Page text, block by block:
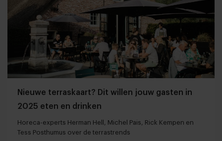
Nieuwe terraskaart? Dit willen jouw gasten in
2025 eten en drinken
Horeca-experts Herman Hell, Michel Pais, Rick Kempen en
Tess Posthumus over de terrastrends